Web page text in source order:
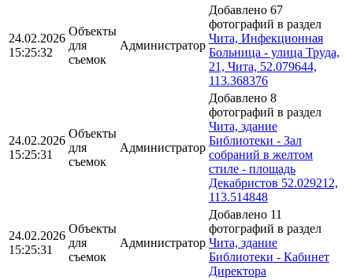
24.02.2026
15:25:32
Объекты
для
съемок
Администратор
Добавлено 67
фотографий в раздел
Чита, Инфекционная
Больница - улица Труда,
21, Чита, 52.079644,
113.368376
24.02.2026
15:25:31
Объекты
для
съемок
Администратор
Добавлено 8
фотографий в раздел
Чита, здание
Библиотеки - Зал
собраний в желтом
стиле - площадь
Декабристов 52.029212,
113.514848
24.02.2026
15:25:31
Объекты
для
съемок
Администратор
Добавлено 11
фотографий в раздел
Чита, здание
Библиотеки - Кабинет
Директора